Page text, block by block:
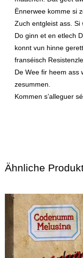
Ënnerwee komme si
Zuch entgleist ass. Si
Do ginn et en etlech
konnt vun hinne
franséisch
De Wee fir heem ass
zesummen.
Kommen s’alleguer
Ähnliche